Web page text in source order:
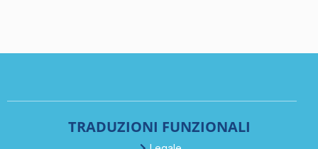
TRADUZIONI FUNZIONALI